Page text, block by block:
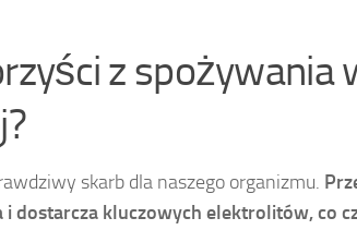
z spożywania
skarb dla naszego organizmu.
i dostarcza kluczowych elektrolitów, co